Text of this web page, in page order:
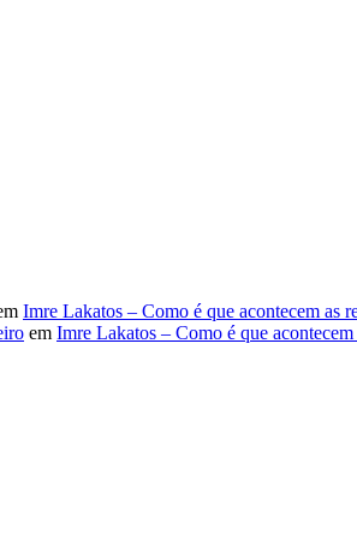
Imre Lakatos – Como é que acontecem as
em Imre Lakatos – Como é que